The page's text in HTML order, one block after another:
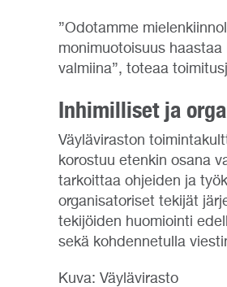
”Odotamme
monimuotoisuus haastaa
valmiina”, toteaa
Inhimilliset ja
Väyläviraston
korostuu etenkin osana
tarkoittaa ohjeiden ja
organisatoriset tekijät
tekijöiden huomiointi
sekä kohdennetulla
Kuva: Väylävirasto